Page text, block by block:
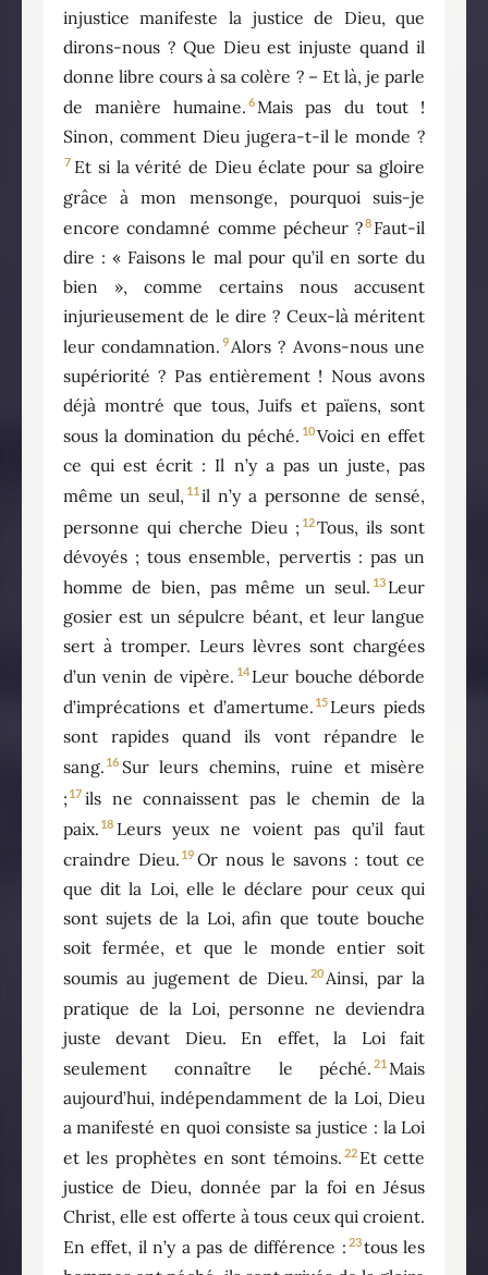
injustice manifeste la justice de Dieu, que
dirons-nous ? Que Dieu est injuste quand il
donne libre cours à sa colère ? – Et là, je parle
de manière humaine. 6Mais pas du tout !
Sinon, comment Dieu jugera-t-il le monde ?
7 Et si la vérité de Dieu éclate pour sa gloire
grâce à mon mensonge, pourquoi suis-je
encore condamné comme pécheur ?8 Faut-il
dire : « Faisons le mal pour qu’il en sorte du
bien », comme certains nous accusent
injurieusement de le dire ? Ceux-là méritent
leur condamnation. 9Alors ? Avons-nous une
supériorité ? Pas entièrement ! Nous avons
déjà montré que tous, Juifs et païens, sont
sous la domination du péché. 10Voici en effet
ce qui est écrit : Il n’y a pas un juste, pas
même un seul, 11 il n’y a personne de sensé,
personne qui cherche Dieu ; 12Tous, ils sont
dévoyés ; tous ensemble, pervertis : pas un
homme de bien, pas même un seul. 13 Leur
gosier est un sépulcre béant, et leur langue
sert à tromper. Leurs lèvres sont chargées
d’un venin de vipère. 14 Leur bouche déborde
d’imprécations et d’amertume. 15 Leurs pieds
sont rapides quand ils vont répandre le
sang. 16 Sur leurs chemins, ruine et misère
; 17 ils ne connaissent pas le chemin de la
paix. 18 Leurs yeux ne voient pas qu’il faut
craindre Dieu. 19 Or nous le savons : tout ce
que dit la Loi, elle le déclare pour ceux qui
sont sujets de la Loi, afin que toute bouche
soit fermée, et que le monde entier soit
soumis au jugement de Dieu. 20Ainsi, par la
pratique de la Loi, personne ne deviendra
juste devant Dieu. En effet, la Loi fait
seulement connaître le péché. 21 Mais
aujourd’hui, indépendamment de la Loi, Dieu
a manifesté en quoi consiste sa justice : la Loi
et les prophètes en sont témoins. 22 Et cette
justice de Dieu, donnée par la foi en Jésus
Christ, elle est offerte à tous ceux qui croient.
En effet, il n’y a pas de différence : 23tous les